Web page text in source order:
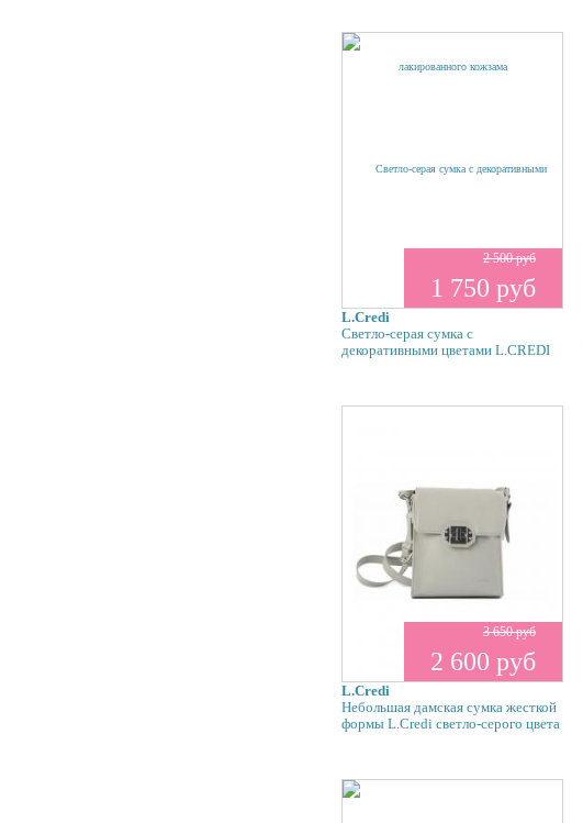
2 500 руб
1 750 руб
L.Credi
Светло-серая сумка с
декоративными цветами L.CREDI
3 650 руб
2 600 руб
L.Credi
Небольшая дамская сумка жесткой
формы L.Credi светло-серого цвета